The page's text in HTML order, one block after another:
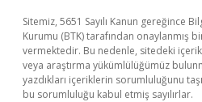
Sitemiz, 5651 Sayılı Kanun gereğince
Kurumu (BTK) tarafından onaylanmış
vermektedir. Bu nedenle, sitedeki
veya araştırma yükümlülüğümüz
yazdıkları içeriklerin sorumluluğunu
bu sorumluluğu kabul etmiş sayılırlar.